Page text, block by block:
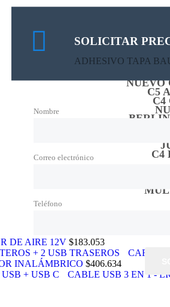
ACCESORIOS:C4
NUEVO
C5
C4
C4
DE AIRE 12V $183.053
INALÁMBRICO $406.634
CABLE USB 3 EN 1 -
SOLICITAR
ADHESIVO TAPA
Nombre
Correo electrónico
Teléfono